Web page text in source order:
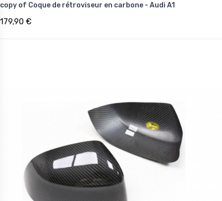
copy of Coque de rétroviseur en carbone - Audi A1
179,90 €